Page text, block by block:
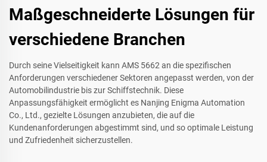
Maßgeschneiderte Lösungen für
verschiedene Branchen
Durch seine Vielseitigkeit kann AMS 5662 an die spezifischen
Anforderungen verschiedener Sektoren angepasst werden, von der
Automobilindustrie bis zur Schiffstechnik. Diese
Anpassungsfähigkeit ermöglicht es Nanjing Enigma Automation
Co., Ltd., gezielte Lösungen anzubieten, die auf die
Kundenanforderungen abgestimmt sind, und so optimale Leistung
und Zufriedenheit sicherzustellen.